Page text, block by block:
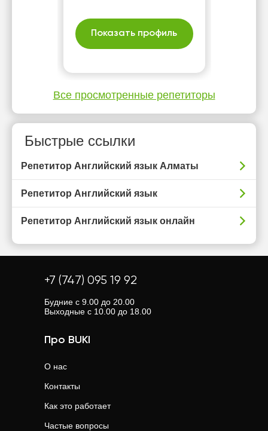
Показать профиль
Все просмотренные репетиторы
Быстрые ссылки
Репетитор Английский язык Алматы
Репетитор Английский язык
Репетитор Английский язык онлайн
+7 (747) 095 19 92
Будние с 9.00 до 20.00
Выходные с 10.00 до 18.00
Про BUKI
О нас
Контакты
Как это работает
Частые вопросы